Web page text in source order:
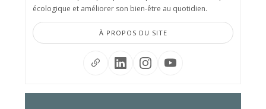
écologique et améliorer son bien-être au quotidien.
À PROPOS DU SITE